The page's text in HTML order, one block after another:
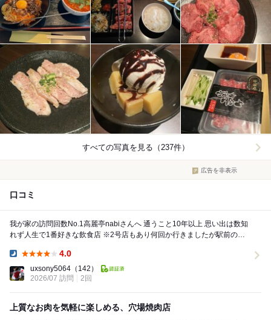
すべての写真を見る（237件）
広告を非表示
口コミ
我が家の訪問回数No.1高麗亭nabiさんへ 通うこと10年以上 思い出は数知
れず人生で1番好きな飲食店 ※2号店もあり何回か行きましたが駅前の本
4.0
uxsony5064 （142）
2026/07 訪問
2回
上質なお肉を気軽に楽しめる、穴場焼肉店